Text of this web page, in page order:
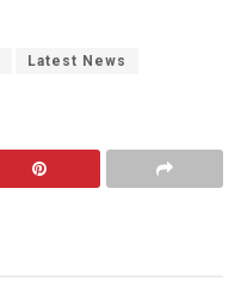
Latest News